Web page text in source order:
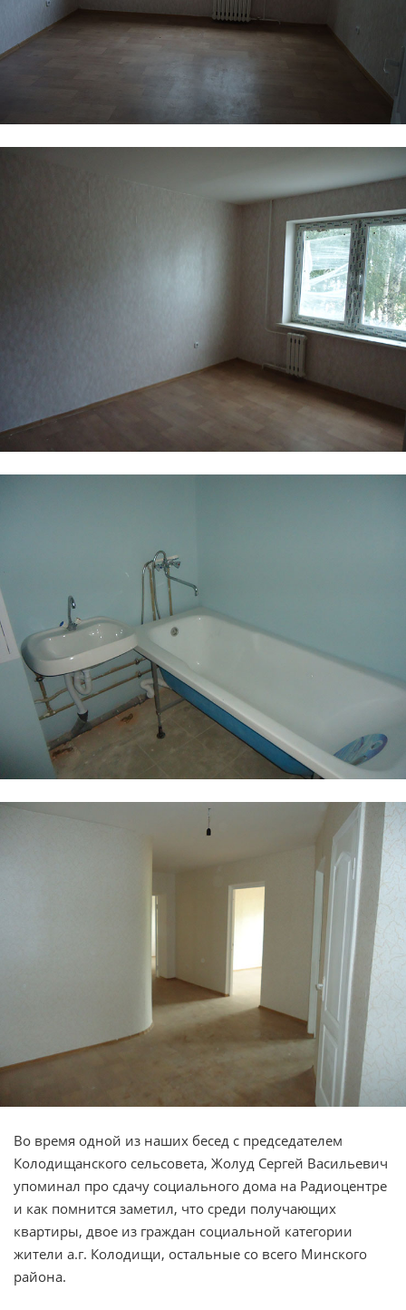
Во время одной из наших бесед с председателем
Колодищанского сельсовета, Жолуд Сергей Васильевич
упоминал про сдачу социального дома на Радиоцентре
и как помнится заметил, что среди получающих
квартиры, двое из граждан социальной категории
жители а.г. Колодищи, остальные со всего Минского
района.